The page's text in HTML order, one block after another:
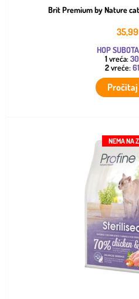
Brit Premium by Nature
35,99
HOP
1vreća:
2vreće:
NEMA NA